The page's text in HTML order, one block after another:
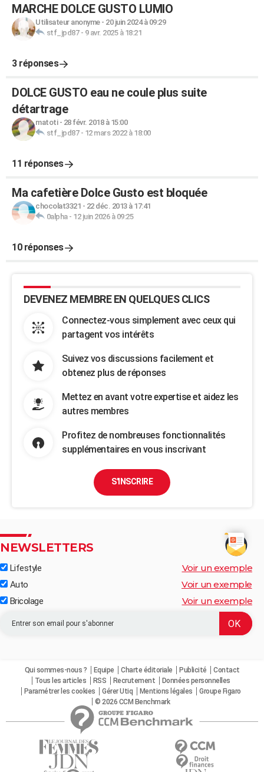
MARCHE DOLCE GUSTO LUMIO
Utilisateur anonyme- 20 juin 2024 à 09:29
stf_jpd87- 9 avr. 2025 à 18:21
3 réponses
DOLCE GUSTO eau ne coule plus suite
détartrage
matoti- 28 févr. 2018 à 15:00
stf_jpd87- 12 mars 2022 à 18:00
11 réponses
Ma cafetière Dolce Gusto est bloquée
chocolat3321 - 22 déc. 2013 à 17:41
0alpha- 12 juin 2026 à 09:25
10 réponses
DEVENEZ MEMBRE EN QUELQUES CLICS
Connectez-vous simplement avec ceux qui
partagent vos intérêts
Suivez vos discussions facilement et
obtenez plus de réponses
Mettez en avant votre expertise et aidez les
autres membres
Profitez de nombreuses fonctionnalités
supplémentaires en vous inscrivant
S'INSCRIRE
NEWSLETTERS
Lifestyle Voir un exemple
Auto Voir un exemple
Bricolage Voir un exemple
Qui sommes-nous ? Equipe Charte éditoriale Publicité
Contact
Tous les articles
RSS Recrutement
Données personnelles
Paramétrer les cookies
Gérer Utiq Mentions légales
Groupe Figaro
© 2026 CCM Benchmark